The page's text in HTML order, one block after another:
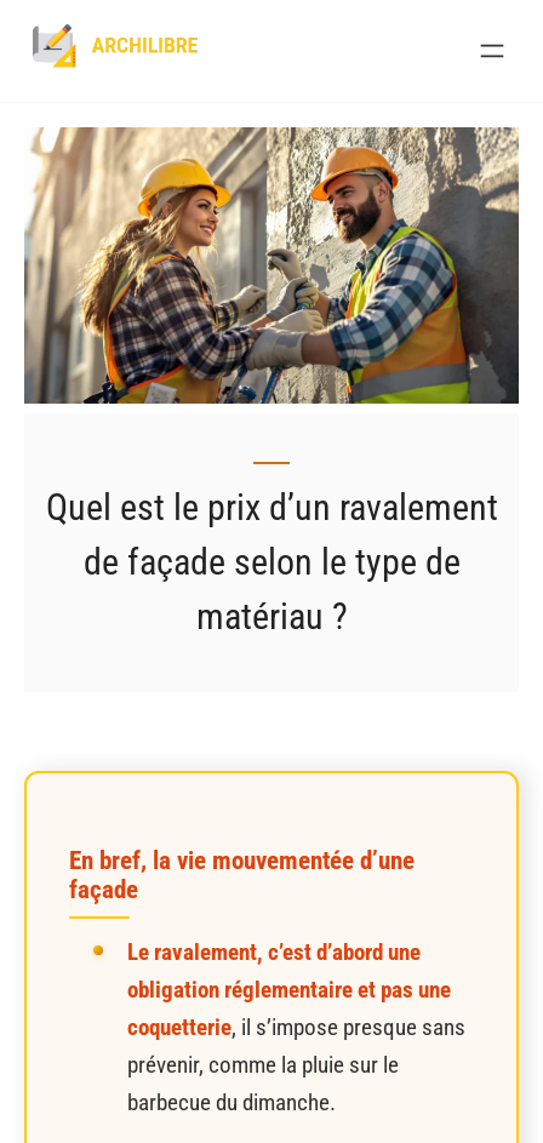
Quel est le prix d’un ravalement
de façade selon le type de
matériau ?
En bref, la vie mouvementée d’une
façade
Le ravalement, c’est d’abord une
obligation réglementaire et pas une
coquetterie, il s’impose presque sans
prévenir, comme la pluie sur le
barbecue du dimanche.